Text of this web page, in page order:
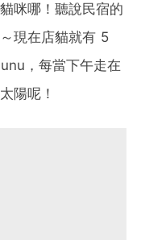
咪哪！聽說民宿的
現在店貓就有 5
，每當下午走在
陽呢！